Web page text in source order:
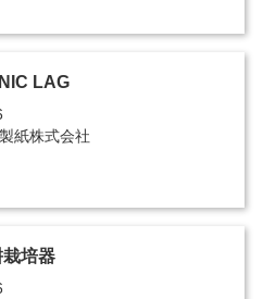
LAG
紙株式会社
栽培器